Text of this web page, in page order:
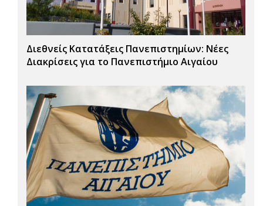
Διεθνείς Κατατάξεις Πανεπιστημίων: Νέες
Διακρίσεις για το Πανεπιστήμιο Αιγαίου